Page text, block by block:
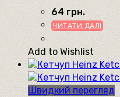
64грн.
ЧИТАТИ ДАЛІ
Add to Wishlist
Швидкий перегляд